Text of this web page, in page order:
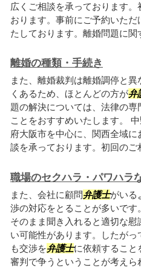
広くご相談を承っております
おります。事前にご予約いた
たしております。離婚問題に関
離婚の種類・手続き
また、離婚裁判は離婚調停と
くあるため、ほとんどの方が弁
題の解決については、法律の専
ことをおすすめいたします。
府大阪市を中心に、関西全域
談を承っております。初回のご
職場のセクハラ・パワハラ
また、会社に顧問弁護士がいる
渉の対応をとることが多いです
そのまま聞き入れると適切な
い可能性があります。したが
も交渉を弁護士に依頼すること
審判で争うということが考えら